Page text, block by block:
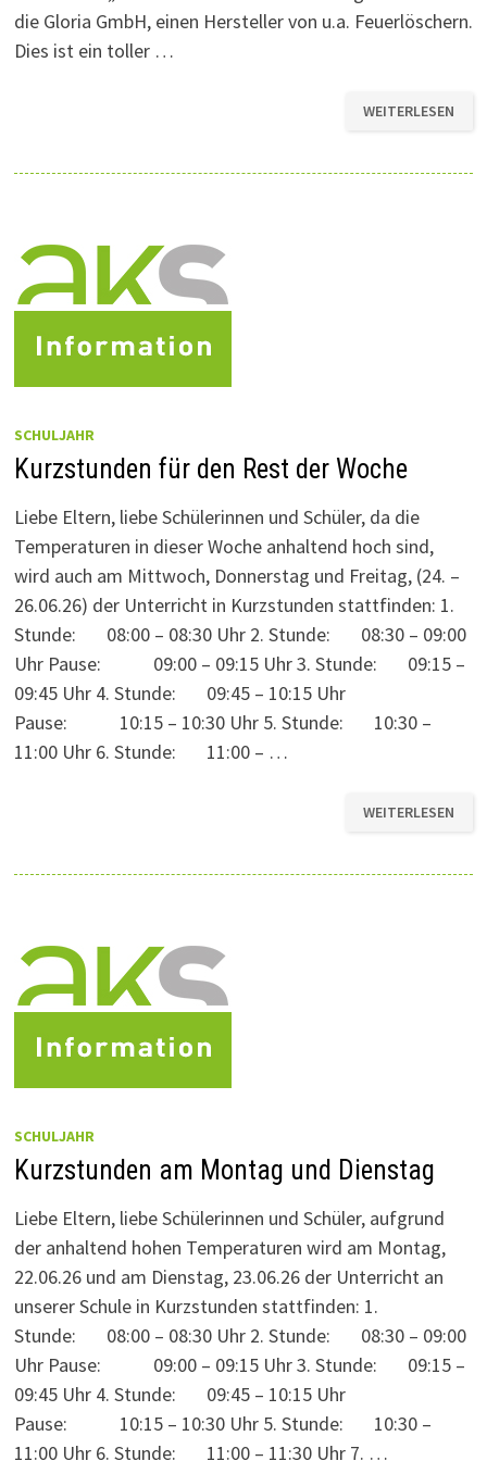
die Gloria GmbH, einen Hersteller von u.a. Feuerlöschern.
Dies ist ein toller …
ZWEITE
WEITERLESEN
SCHULJAHR
Kurzstunden für den Rest der Woche
Liebe Eltern, liebe Schülerinnen und Schüler, da die
Temperaturen in dieser Woche anhaltend hoch sind,
wird auch am Mittwoch, Donnerstag und Freitag, (24. –
26.06.26) der Unterricht in Kurzstunden stattfinden: 1.
Stunde: 08:00 – 08:30 Uhr 2. Stunde: 08:30 – 09:00
Uhr Pause: 09:00 – 09:15 Uhr 3. Stunde: 09:15 –
09:45 Uhr 4. Stunde: 09:45 – 10:15 Uhr
Pause: 10:15 – 10:30 Uhr 5. Stunde: 10:30 –
11:00 Uhr 6. Stunde: 11:00 – …
FÜR
WOCHE
WEITERLESEN
SCHULJAHR
Kurzstunden am Montag und Dienstag
Liebe Eltern, liebe Schülerinnen und Schüler, aufgrund
der anhaltend hohen Temperaturen wird am Montag,
22.06.26 und am Dienstag, 23.06.26 der Unterricht an
unserer Schule in Kurzstunden stattfinden: 1.
Stunde: 08:00 – 08:30 Uhr 2. Stunde: 08:30 – 09:00
Uhr Pause: 09:00 – 09:15 Uhr 3. Stunde: 09:15 –
09:45 Uhr 4. Stunde: 09:45 – 10:15 Uhr
Pause: 10:15 – 10:30 Uhr 5. Stunde: 10:30 –
11:00 Uhr 6. Stunde: 11:00 – 11:30 Uhr 7. …